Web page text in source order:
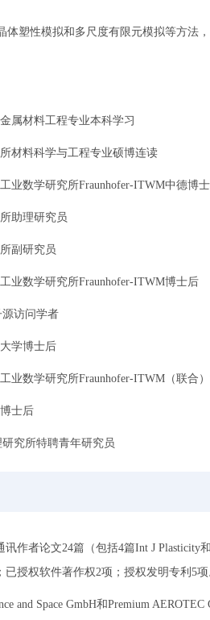
体塑性模拟和多尺度有限元模拟等方法
属材料工程专业本科学习
材料科学与工程专业硕博连读
业数学研究所Fraunhofer-ITWM中德博
助理研究员
副研究员
业数学研究所Fraunhofer-ITWM博士后
源访问学者
学博士后
业数学研究所Fraunhofer-ITWM（联合
士后
究所特聘青年研究员
作者论文24篇（包括4篇Int J Plasticity
已授权软件著作权2项；授权发明专利5项
and Space GmbH和Premium